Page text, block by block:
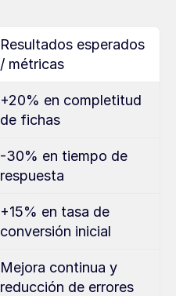
Resultados esperados
/ métricas
+20% en completitud
de fichas
-30% en tiempo de
respuesta
+15% en tasa de
conversión inicial
Mejora continua y
reducción de errores